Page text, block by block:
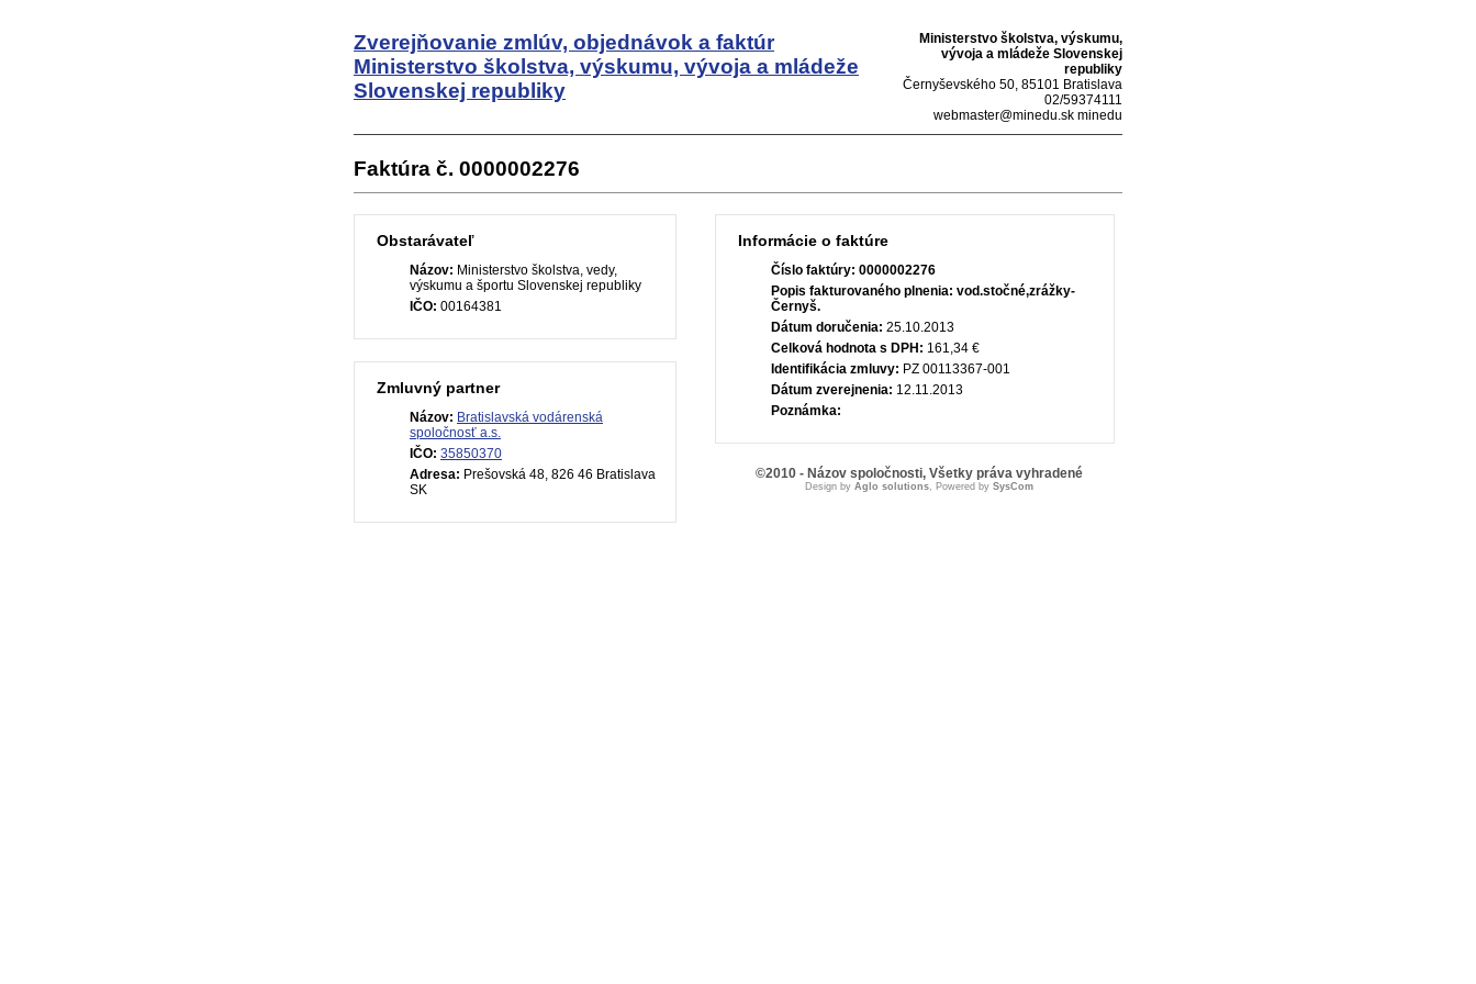
Zverejňovanie zmlúv, objednávok a faktúr
Ministerstvo školstva, výskumu, vývoja a mládeže
Slovenskej republiky
Ministerstvo školstva, výskumu,
vývoja a mládeže Slovenskej
republiky
Černyševského 50, 85101 Bratislava
02/59374111
webmaster@minedu.sk minedu
Faktúra č. 0000002276
Obstarávateľ
Názov: Ministerstvo školstva, vedy,
výskumu a športu Slovenskej republiky
IČO: 00164381
Zmluvný partner
Názov: Bratislavská vodárenská
spoločnosť a.s.
IČO: 35850370
Adresa: Prešovská 48, 826 46 Bratislava
SK
Informácie o faktúre
Číslo faktúry: 0000002276
Popis fakturovaného plnenia: vod.stočné,zrážky-
Černyš.
Dátum doručenia: 25.10.2013
Celková hodnota s DPH: 161,34 €
Identifikácia zmluvy: PZ 00113367-001
Dátum zverejnenia: 12.11.2013
Poznámka:
©2010 - Názov spoločnosti, Všetky práva vyhradené
Design by Aglo solutions, Powered by SysCom